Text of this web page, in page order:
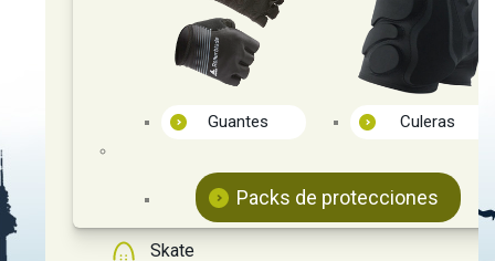
Guantes Culeras
Packs de protecciones
Skate